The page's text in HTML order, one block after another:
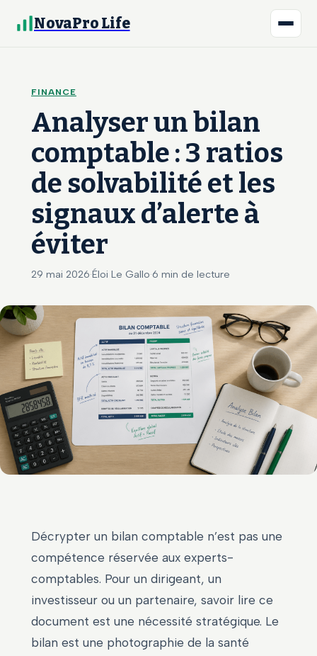
NovaPro Life
FINANCE
Analyser un bilan
comptable : 3 ratios
de solvabilité et les
signaux d’alerte à
éviter
29 mai 2026·Éloi Le Gallo·6 min de lecture
Décrypter un bilan comptable n’est pas une
compétence réservée aux experts-
comptables. Pour un dirigeant, un
investisseur ou un partenaire, savoir lire ce
document est une nécessité stratégique. Le
bilan est une photographie de la santé